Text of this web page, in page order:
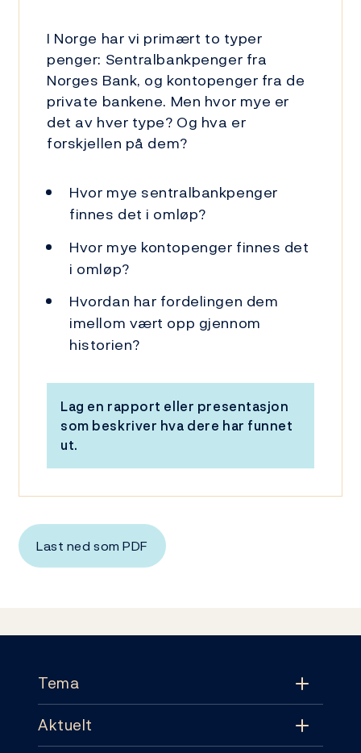
I Norge har vi primært to typer
penger: Sentralbankpenger fra
Norges Bank, og kontopenger fra de
private bankene. Men hvor mye er
det av hver type? Og hva er
forskjellen på dem?
Hvor mye sentralbankpenger
finnes det i omløp?
Hvor mye kontopenger finnes det
i omløp?
Hvordan har fordelingen dem
imellom vært opp gjennom
historien?
Lag en rapport eller presentasjon
som beskriver hva dere har funnet
ut.
Last ned som PDF
Tema
Tema
Aktuelt